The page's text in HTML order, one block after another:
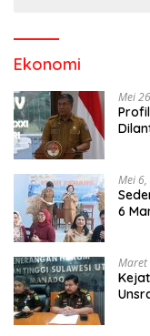
Ekonomi
Mei
Mei
6
Maret